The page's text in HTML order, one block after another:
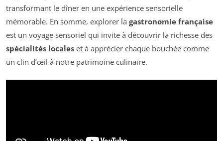
transformant le dîner en une expérience sensorielle
mémorable. En somme, explorer la gastronomie française
est un voyage sensoriel qui invite à découvrir la richesse des
spécialités locales et à apprécier chaque bouchée comme
un clin d’œil à notre patrimoine culinaire.